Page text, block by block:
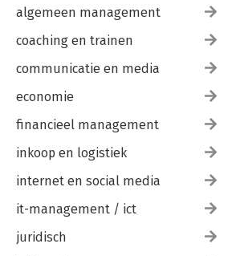
algemeen management
coaching en trainen
communicatie en media
economie
financieel management
inkoop en logistiek
internet en social media
it-management / ict
juridisch